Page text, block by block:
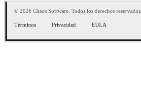
© 2026 Chaos Software. Todos los derechos reservados.
Términos Privacidad EULA